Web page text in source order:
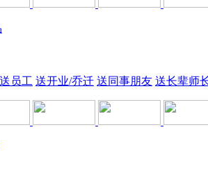
送员工 送开业/乔迁 送同事朋友 送长辈师